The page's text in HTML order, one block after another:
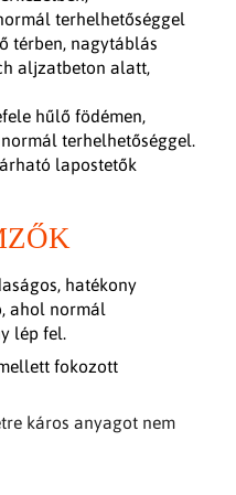
terhelhetőséggel
térben, nagytáblás
aljzatbeton alatt,
hűlő födémen,
terhelhetőséggel.
lapostetők
hatékony
ahol normál
lép fel.
fokozott
káros anyagot nem